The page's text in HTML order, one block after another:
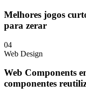
Melhores jogos
para zerar
04
Web Design
Web Components
componentes